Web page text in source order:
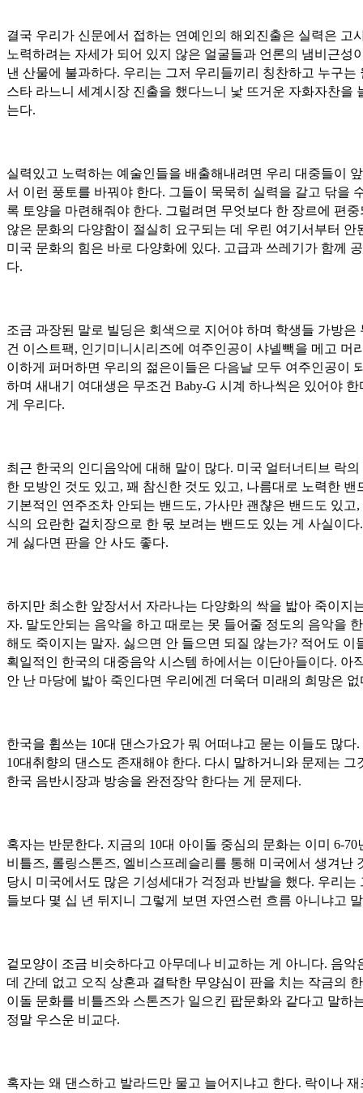
결국 우리가 신문에서 접하는 연예인의 해외진출은 실력은 고
노력하려는 자세가 되어 있지 않은 얼굴들과 언론의 냄비근성
낸 산물에 불과하다. 우리는 그저 우리들끼리 칭찬하고 누구는
스타 라느니 세계시장 진출을 했다느니 낯 뜨거운 자화자찬을
는다.
실력있고 노력하는 예술인들을 배출해내려면 우리 대중들이
서 이런 풍토를 바꿔야 한다. 그들이 묵묵히 실력을 갈고 닦을
록 토양을 마련해줘야 한다. 그럴려면 무엇보다 한 장르에 편중
않은 문화의 다양함이 절실히 요구되는 데 우린 여기서부터 안
미국 문화의 힘은 바로 다양화에 있다. 고급과 쓰레기가 함께
다.
조금 과장된 말로 빌딩은 회색으로 지어야 하며 학생들 가방은
건 이스트팩, 인기미니시리즈에 여주인공이 샤넬빽을 메고 머
이하게 퍼머하면 우리의 젊은이들은 다음날 모두 여주인공이
하며 새내기 여대생은 무조건 Baby-G 시계 하나씩은 있어야 한
게 우리다.
최근 한국의 인디음악에 대해 말이 많다. 미국 얼터너티브 락의
한 모방인 것도 있고, 꽤 참신한 것도 있고, 나름대로 노력한 밴
기본적인 연주조차 안되는 밴드도, 가사만 괜챦은 밴드도 있고,
식의 요란한 겉치장으로 한 몫 보려는 밴드도 있는 게 사실이다
게 싫다면 판을 안 사도 좋다.
하지만 최소한 앞장서서 자라나는 다양화의 싹을 밟아 죽이지
자. 말도안되는 음악을 하고 때로는 못 들어줄 정도의 음악을
해도 죽이지는 말자. 싫으면 안 들으면 되질 않는가? 적어도 이
획일적인 한국의 대중음악 시스템 하에서는 이단아들이다. 아
안 난 마당에 밟아 죽인다면 우리에겐 더욱더 미래의 희망은 없
한국을 휩쓰는 10대 댄스가요가 뭐 어떠냐고 묻는 이들도 많다.
10대취향의 댄스도 존재해야 한다. 다시 말하거니와 문제는 그
한국 음반시장과 방송을 완전장악 한다는 게 문제다.
혹자는 반문한다. 지금의 10대 아이돌 중심의 문화는 이미 6-70
비틀즈, 롤링스톤즈, 엘비스프레슬리를 통해 미국에서 생겨난
당시 미국에서도 많은 기성세대가 걱정과 반발을 했다. 우리는
들보다 몇 십 년 뒤지니 그렇게 보면 자연스런 흐름 아니냐고
겉모양이 조금 비슷하다고 아무데나 비교하는 게 아니다. 음악
데 간데 없고 오직 상혼과 결탁한 무양심이 판을 치는 작금의
이돌 문화를 비틀즈와 스톤즈가 일으킨 팝문화와 같다고 말하
정말 우스운 비교다.
혹자는 왜 댄스하고 발라드만 물고 늘어지냐고 한다. 락이나 재